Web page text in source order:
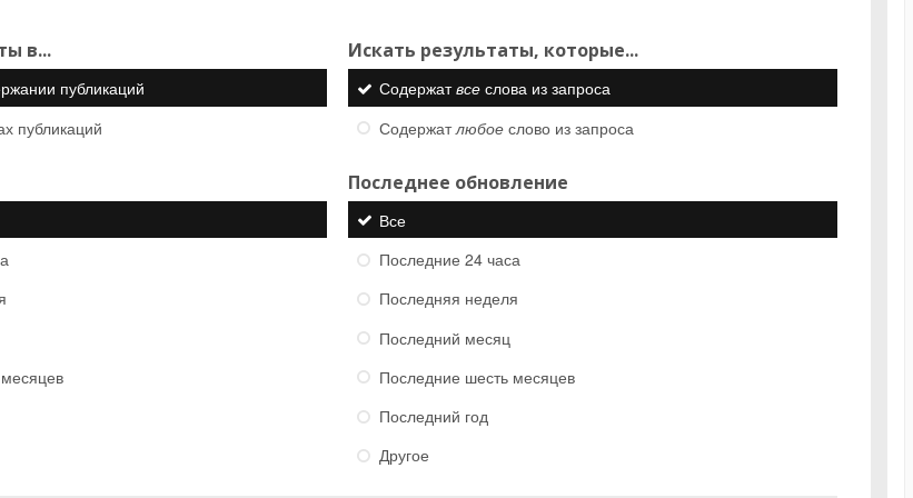
в...
публикаций
публикаций
Искать результаты, которые...
Содержатвсеслова из запроса
Содержатлюбоеслово из запроса
Последнее обновление
Все
Последние 24 часа
Последняя неделя
Последний месяц
Последние шесть месяцев
Последний год
Другое